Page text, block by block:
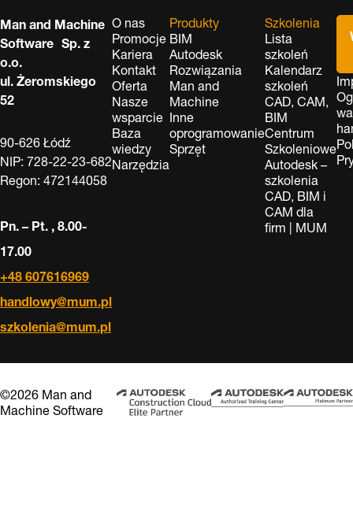
Man and Machine
Software Sp. z
o.o.
ul. Żeromskiego
52
90-626 Łódź
NIP: 728-22-23-682
Regon: 472144058
Pn. – Pt. , 8.00-
17.00
+48 607616969
handlowy@mum.pl
szkolenia@mum.pl
O nas
Promocje
Kariera
Kontakt
Oferta
Nasze
wsparcie
Baza
wiedzy
Narzędzia
Produkty
BIM
Autodesk
Rozwiązania
Man and
Machine
Inne
oprogramowanie
Sprzęt
Szkolenia
Lista
szkoleń
Kalendarz
szkoleń
CAD, CAM,
BIM
Centrum
Szkoleniowe
Autodesk –
szkolenia
CAD, BIM i
CAM dla
firm | MUM
©2026 Man and
Machine Software